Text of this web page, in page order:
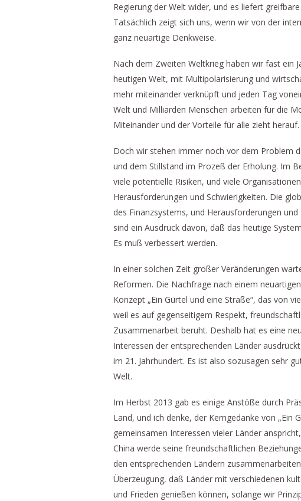
Regierung der Welt wider, und es liefert
Tatsächlich zeigt sich uns, wenn wir von der
ganz neuartige Denkweise.
Nach dem Zweiten Weltkrieg haben wir fast ein
heutigen Welt, mit Multipolarisierung und
mehr miteinander verknüpft und jeden Tag
Welt und Milliarden Menschen arbeiten für die
Miteinander und der Vorteile für alle zieht herauf.
Doch wir stehen immer noch vor dem Problem
und dem Stillstand im Prozeß der Erholung. Im
viele potentielle Risiken, und viele
Herausforderungen und Schwierigkeiten. Die
des Finanzsystems, und Herausforderungen
sind ein Ausdruck davon, daß das heutige
Es muß verbessert werden.
In einer solchen Zeit großer Veränderungen
Reformen. Die Nachfrage nach einem
Konzept „Ein Gürtel und eine Straße“, das von
weil es auf gegenseitigem Respekt,
Zusammenarbeit beruht. Deshalb hat es eine
Interessen der entsprechenden Länder
im 21. Jahrhundert. Es ist also sozusagen sehr
Welt.
Im Herbst 2013 gab es einige Anstöße durch
Land, und ich denke, der Kerngedanke von „Ein
gemeinsamen Interessen vieler Länder
China werde seine freundschaftlichen
den entsprechenden Ländern
Überzeugung, daß Länder mit verschiedenen
und Frieden genießen können, solange wir